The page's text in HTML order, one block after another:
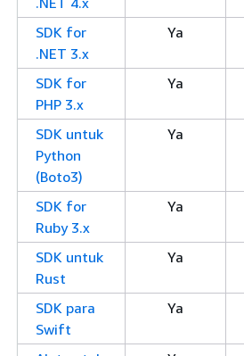
SDK for
.NET 3.x
Ya
SDK for
PHP 3.x
Ya
SDK untuk
Python
(Boto3)
Ya
SDK for
Ruby 3.x
Ya
SDK untuk
Rust
Ya
SDK para
Swift
Ya